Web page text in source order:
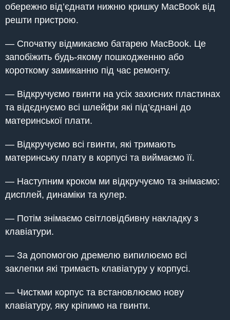
обережно від’єднати нижню кришку MacBook від
решти пристрою.
— Спочатку відмикаємо батарею MacBook. Це
запобіжить будь-якому пошкодженню або
короткому замиканню під час ремонту.
— Відкручуємо гвинти на усіх захисних пластинах
та відєднуємо всі шлейфи які під’єднані до
материнської плати.
— Відкручуємо всі гвинти, які тримають
материнську плату в корпусі та виймаємо її.
— Наступним кроком ми відкручуємо та знімаємо:
дисплей, динаміки та кулер.
— Потім знімаємо світловідбивну накладку з
клавіатури.
— За допомогою дремелю випилюємо всі
заклепки які тримаєть клавіатуру у корпусі.
— Чисткми корпус та встановлюємо нову
клавіатуру, яку кріпимо на гвинти.